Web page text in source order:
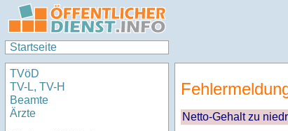
Startseite
TVöD
TV-L, TV-H
Beamte
Ärzte
Netto-Gehalt zu